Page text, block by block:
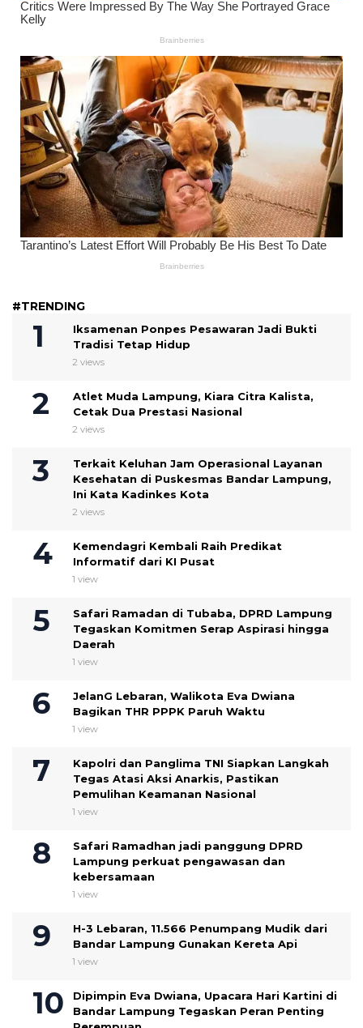
#TRENDING
Iksamenan Ponpes Pesawaran Jadi Bukti
Tradisi Tetap Hidup
2 views
Atlet Muda Lampung, Kiara Citra Kalista,
Cetak Dua Prestasi Nasional
2 views
Terkait Keluhan Jam Operasional Layanan
Kesehatan di Puskesmas Bandar Lampung,
Ini Kata Kadinkes Kota
2 views
Kemendagri Kembali Raih Predikat
Informatif dari KI Pusat
1 view
Safari Ramadan di Tubaba, DPRD Lampung
Tegaskan Komitmen Serap Aspirasi hingga
Daerah
1 view
JelanG Lebaran, Walikota Eva Dwiana
Bagikan THR PPPK Paruh Waktu
1 view
Kapolri dan Panglima TNI Siapkan Langkah
Tegas Atasi Aksi Anarkis, Pastikan
Pemulihan Keamanan Nasional
1 view
Safari Ramadhan jadi panggung DPRD
Lampung perkuat pengawasan dan
kebersamaan
1 view
H-3 Lebaran, 11.566 Penumpang Mudik dari
Bandar Lampung Gunakan Kereta Api
1 view
Dipimpin Eva Dwiana, Upacara Hari Kartini di
Bandar Lampung Tegaskan Peran Penting